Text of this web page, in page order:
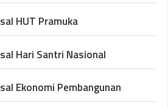
HUT Pramuka
Hari Santri Nasional
Ekonomi Pembangunan